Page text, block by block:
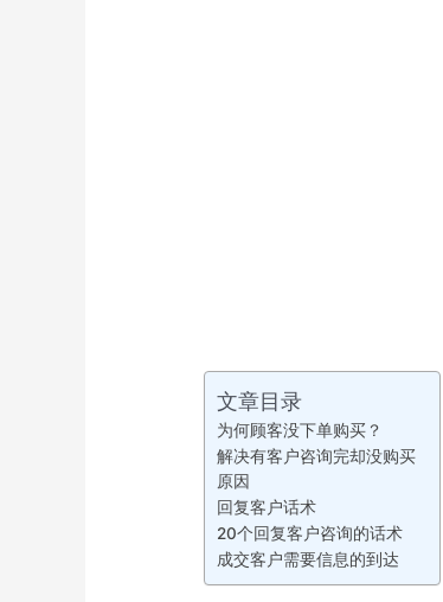
文章目录
为何顾客没下单购买？
解决有客户咨询完却没购买
原因
回复客户话术
20个回复客户咨询的话术
成交客户需要信息的到达